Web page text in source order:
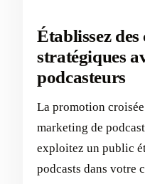
Établissez
stratégiques
podcasteurs
La promotion
marketing de
exploitez un public
podcasts dans votre